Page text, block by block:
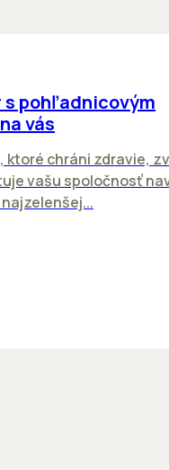
pohľadnicovým
vás
ktoré chráni zdravie,
vašu spoločnosť